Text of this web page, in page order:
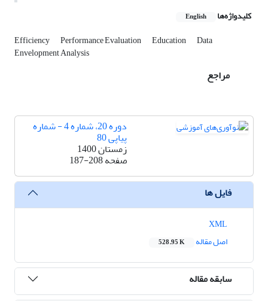
کلیدواژه‌ها English
Efficiency Performance Evaluation Education Data
Envelopment Analysis
مراجع
دوره 20، شماره 4 - شماره
پیاپی 80
زمستان 1400
صفحه187-208
فایل ها
اصل مقاله
528.95 K
سابقه مقاله